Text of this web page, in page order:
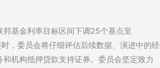
基金利率目标区间下调25个基点至
，委员会将仔细评估后续数据、演进中的经
机构抵押贷款支持证券。委员会坚定致力